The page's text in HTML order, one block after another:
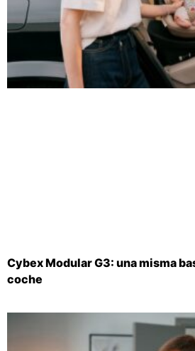
Cybex Modular G3: una misma
coche